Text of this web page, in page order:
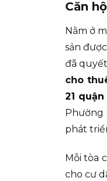
Căn
Nằm ở
sản
đã
cho
21
Phường
phát
Mỗi tòa
cho cư